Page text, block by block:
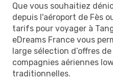
Que vous souhaitiez
depuis l'aéroport de Fès
tarifs pour voyager à
eDreams France vous
large sélection d’offres
compagnies aériennes
traditionnelles.